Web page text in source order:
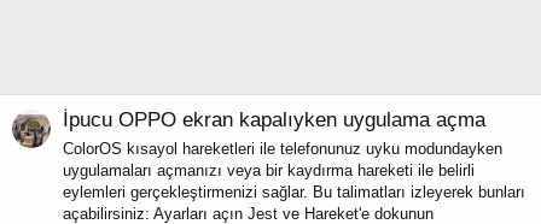
İpucu OPPO ekran kapalıyken uygulama açma
ColorOS kısayol hareketleri ile telefonunuz uyku modundayken
uygulamaları açmanızı veya bir kaydırma hareketi ile belirli
eylemleri gerçekleştirmenizi sağlar. Bu talimatları izleyerek bunları
açabilirsiniz: Ayarları açın Jest ve Hareket'e dokunun